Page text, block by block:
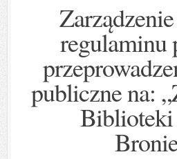
regulaminu
publiczne na:
Biblioteki